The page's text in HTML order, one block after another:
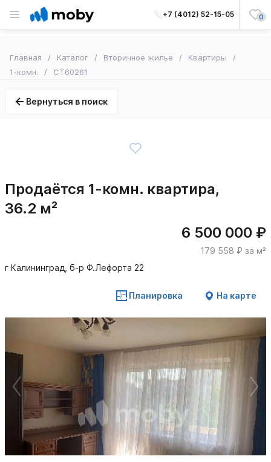
+7 (4012) 52-15-05 0
Главная Каталог Вторичное жилье
Квартиры
1-комн.
CT60261
Вернуться в поиск
Продаётся 1-комн. квартира,
36.2 м²
6 500 000 ₽
179 558 ₽ за м²
г Калининград, б-р Ф.Лефорта 22
Планировка На карте
1
/
14